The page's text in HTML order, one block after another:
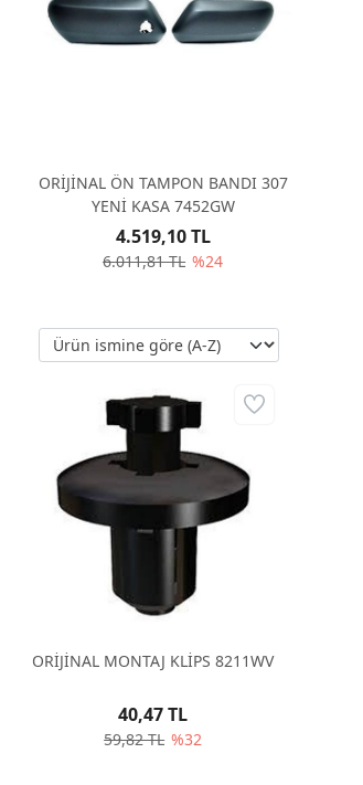
ORİJİNAL ÖN TAMPON BANDI 307
YENİ KASA 7452GW
6.011,81 TL %24
4.519,10 TL
ORİJİNAL MONTAJ KLİPS 8211WV
59,82 TL %32
40,47 TL